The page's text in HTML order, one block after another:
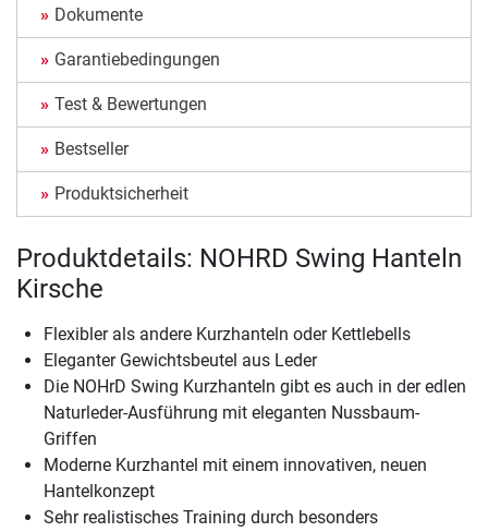
Dokumente
Garantiebedingungen
Test & Bewertungen
Bestseller
Produktsicherheit
Produktdetails: NOHRD Swing Hanteln
Kirsche
Flexibler als andere Kurzhanteln oder Kettlebells
Eleganter Gewichtsbeutel aus Leder
Die NOHrD Swing Kurzhanteln gibt es auch in der edlen
Naturleder-Ausführung mit eleganten Nussbaum-
Griffen
Moderne Kurzhantel mit einem innovativen, neuen
Hantelkonzept
Sehr realistisches Training durch besonders